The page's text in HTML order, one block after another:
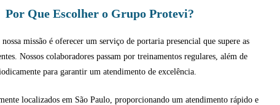
Por Que Escolher o Grupo Protevi?
nossa missão é oferecer um serviço de portaria presencial que supere as
Nossos colaboradores passam por treinamentos regulares, além de
para garantir um atendimento de excelência.
localizados em São Paulo, proporcionando um atendimento rápido e